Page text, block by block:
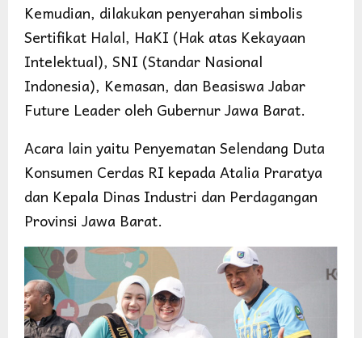
Kemudian, dilakukan penyerahan simbolis
Sertifikat Halal, HaKI (Hak atas Kekayaan
Intelektual), SNI (Standar Nasional
Indonesia), Kemasan, dan Beasiswa Jabar
Future Leader oleh Gubernur Jawa Barat.
Acara lain yaitu Penyematan Selendang Duta
Konsumen Cerdas RI kepada Atalia Praratya
dan Kepala Dinas Industri dan Perdagangan
Provinsi Jawa Barat.